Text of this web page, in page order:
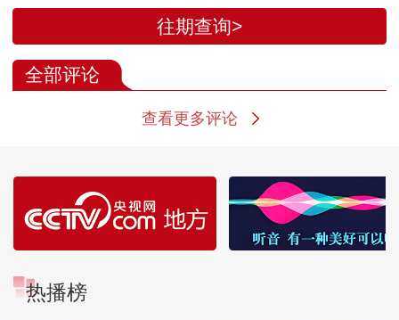
建设“五个中心”重要
返京途中在江苏盐城
盟 构建全球文
往期查询>
全部评论
查看更多评论
热播榜